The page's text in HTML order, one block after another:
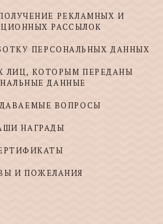
РЕКЛАМНЫХ И
РАССЫЛОК
ПЕРСОНАЛЬНЫХ ДАННЫХ
ЛИЦ, КОТОРЫМ ПЕРЕДАНЫ
ДАННЫЕ
ВОПРОСЫ
НАГРАДЫ
И ПОЖЕЛАНИЯ